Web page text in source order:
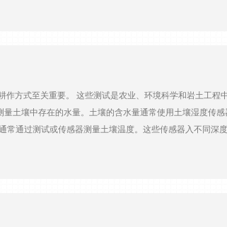
的能力。 电源：选择与您的位置和电源可用性相匹配的
方式至关重要。 这些测试是农业、环境科学和岩土工程
土壤中存在的水量。土壤的含水量通常使用土壤湿度传
通过测试或传感器测量土壤温度。这些传感器入不同深
贵见解，能够优化灌溉时间、施肥和整体作物管理策略